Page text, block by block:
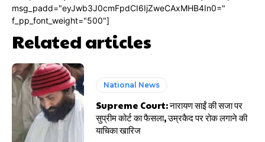
msg_padd="eyJwb3J0cmFpdCI6IjZweCAxMHB4In0="
f_pp_font_weight="500"]
Related articles
National News
Supreme Court: नारायण साईं की सजा पर
सुप्रीम कोर्ट का फैसला, उम्रकैद पर रोक लगाने की
याचिका खारिज